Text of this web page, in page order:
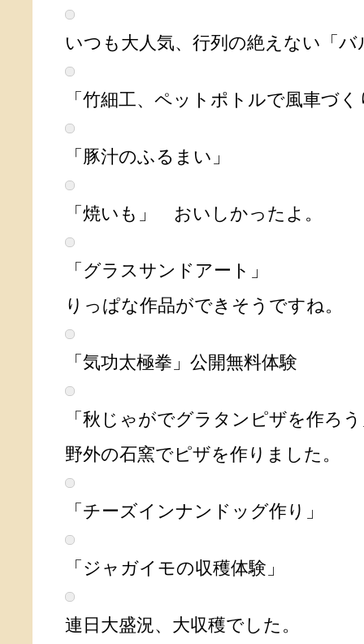
いつも大人気、行列の絶えない「
「竹細工、ペットポトルで風車づく
「豚汁のふるまい」
「焼いも」 おいしかったよ。
「グラスサンドアート」
りっぱな作品ができそうですね。
「気功太極拳」公開無料体験
「秋じゃがでグラタンピザを作ろ
野外の石窯でピザを作りました。
「チーズインナンドッグ作り」
「ジャガイモの収穫体験」
連日大盛況、大収穫でした。